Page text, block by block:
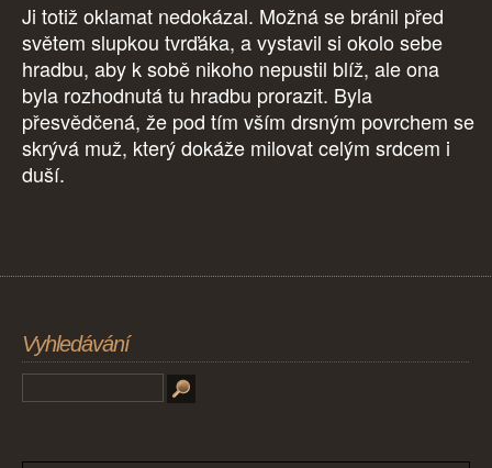
Ji totiž oklamat nedokázal. Možná se bránil před
světem slupkou tvrďáka, a vystavil si okolo sebe
hradbu, aby k sobě nikoho nepustil blíž, ale ona
byla rozhodnutá tu hradbu prorazit. Byla
přesvědčená, že pod tím vším drsným povrchem se
skrývá muž, který dokáže milovat celým srdcem i
duší.
Vyhledávání